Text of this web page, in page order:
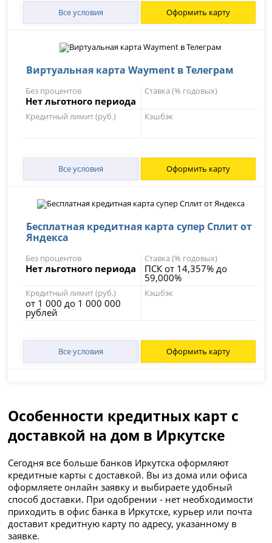
Все условия Оформить карту
Виртуальная карта Wayment в Телеграм
Без процентов
Нет льготного периода
Ставка (% годовых)
Кредитный лимит (руб.) Кэшбэк
Все условия Оформить карту
Бесплатная кредитная карта супер Сплит от
Яндекса
Без процентов
Нет льготного периода
Ставка (% годовых)
ПСК от 14,357% до
59,000%
Кредитный лимит (руб.)
от 1 000 до 1 000 000
рублей
Кэшбэк
Все условия Оформить карту
Особенности кредитных карт с
доставкой на дом в Иркутске
Сегодня все больше банков Иркутска оформляют
кредитные карты с доставкой. Вы из дома или офиса
оформляете онлайн заявку и выбираете удобный
способ доставки. При одобрении - нет необходимости
приходить в офис банка в Иркутске, курьер или почта
доставит кредитную карту по адресу, указанному в
заявке.